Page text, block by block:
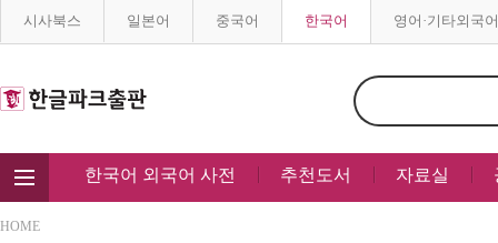
시사북스 일본어 중국어 한국어 영어·기타외국어
한국어 외국어 사전 추천도서 자료실
HOME